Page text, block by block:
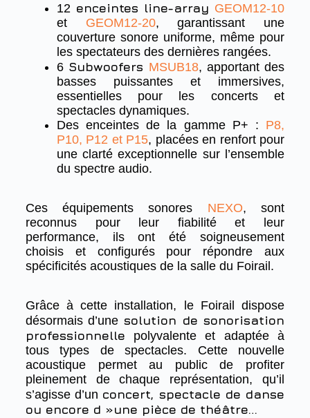
12 enceintes line-array GEOM12-10
et GEOM12-20, garantissant une
couverture sonore uniforme, même pour
les spectateurs des dernières rangées.
6 Subwoofers MSUB18, apportant des
basses puissantes et immersives,
essentielles pour les concerts et
spectacles dynamiques.
Des enceintes de la gamme P+ : P8,
P10, P12 et P15, placées en renfort pour
une clarté exceptionnelle sur l’ensemble
du spectre audio.
Ces équipements sonores NEXO, sont
reconnus pour leur fiabilité et leur
performance, ils ont été soigneusement
choisis et configurés pour répondre aux
spécificités acoustiques de la salle du Foirail.
Grâce à cette installation, le Foirail dispose
désormais d’une solution de sonorisation
professionnelle polyvalente et adaptée à
tous types de spectacles. Cette nouvelle
acoustique permet au public de profiter
pleinement de chaque représentation, qu’il
s’agisse d’un concert, spectacle de danse
ou encore d »une pièce de théâtre…